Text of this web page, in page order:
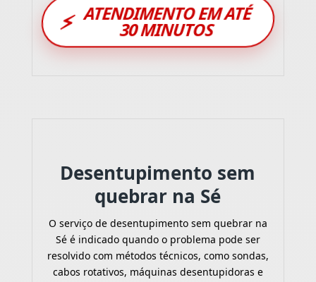
⚡ ATENDIMENTO EM ATÉ
30 MINUTOS
Desentupimento sem
quebrar na Sé
O serviço de desentupimento sem quebrar na
Sé é indicado quando o problema pode ser
resolvido com métodos técnicos, como sondas,
cabos rotativos, máquinas desentupidoras e